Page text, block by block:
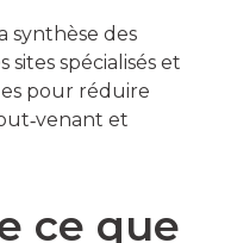
synthèse des
sites spécialisés et
pour réduire
et
ce que